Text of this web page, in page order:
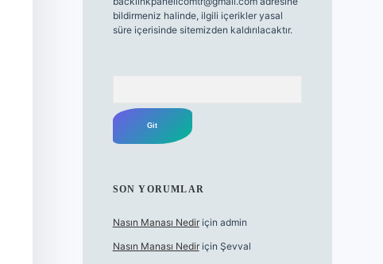
bildirmeniz halinde, ilgili içerikler yasal
süre içerisinde sitemizden kaldırılacaktır.
SON YORUMLAR
Nasın Manası Nediriçin admin
Nasın Manası Nediriçin Şevval